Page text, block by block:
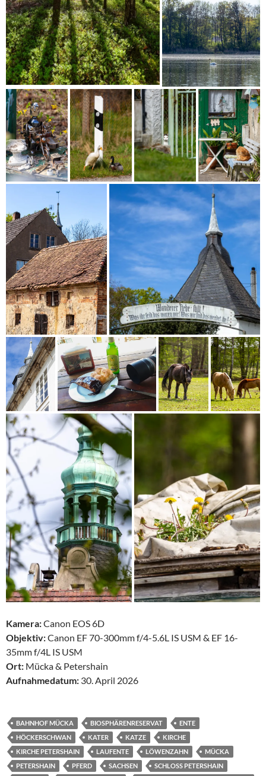
Kamera:Canon EOS 6D
Objektiv:Canon EF 70-300mm f/4-5.6L IS USM & EF 16-
35mm f/4L IS USM
Ort: Mücka & Petershain
Aufnahmedatum: 30. April 2026
BAHNHOF MÜCKA BIOSPHÄRENRESERVAT
ENTE
HÖCKERSCHWAN
KATER KATZE
KIRCHE
KIRCHE PETERSHAIN
LAUFENTE LÖWENZAHN
MÜCKA
PETERSHAIN
PFERD SACHSEN
SCHLOSS PETERSHAIN